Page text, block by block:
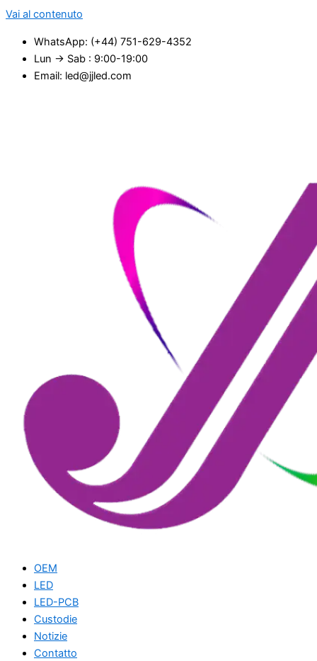
Vai al contenuto
WhatsApp: (+44) 751-629-4352
Lun → Sab : 9:00-19:00
Email: led@jjled.com
OEM
LED
LED-PCB
Custodie
Notizie
Contatto